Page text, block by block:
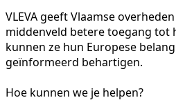
VLEVA geeft Vlaamse
middenveld betere toegang tot
kunnen ze hun Europese
geïnformeerd behartigen.
Hoe kunnen we je helpen?